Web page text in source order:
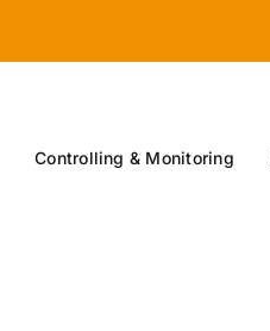
Controlling & Monitoring